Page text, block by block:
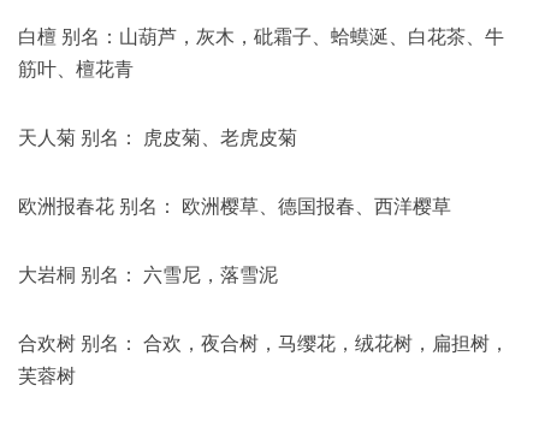
白檀 别名：山葫芦，灰木，砒霜子、蛤蟆涎、白花茶、牛
筋叶、檀花青
天人菊 别名： 虎皮菊、老虎皮菊
欧洲报春花 别名： 欧洲樱草、德国报春、西洋樱草
大岩桐 别名： 六雪尼，落雪泥
合欢树 别名： 合欢，夜合树，马缨花，绒花树，扁担树，
芙蓉树